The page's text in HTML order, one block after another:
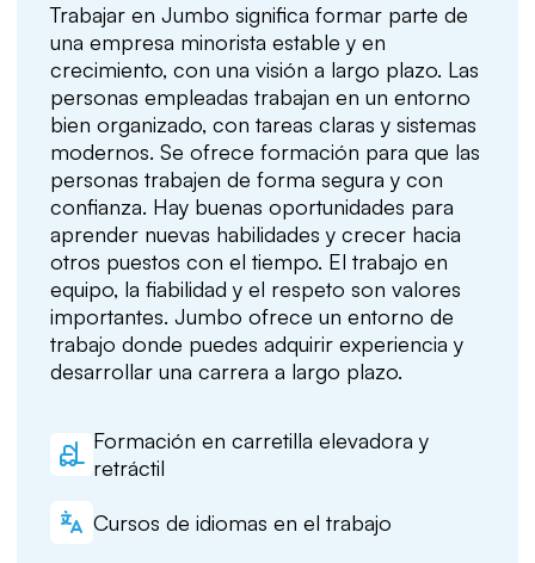
Trabajar en Jumbo significa formar parte de
una empresa minorista estable y en
crecimiento, con una visión a largo plazo. Las
personas empleadas trabajan en un entorno
bien organizado, con tareas claras y sistemas
modernos. Se ofrece formación para que las
personas trabajen de forma segura y con
confianza. Hay buenas oportunidades para
aprender nuevas habilidades y crecer hacia
otros puestos con el tiempo. El trabajo en
equipo, la fiabilidad y el respeto son valores
importantes. Jumbo ofrece un entorno de
trabajo donde puedes adquirir experiencia y
desarrollar una carrera a largo plazo.
Formación en carretilla elevadora y
retráctil
Cursos de idiomas en el trabajo